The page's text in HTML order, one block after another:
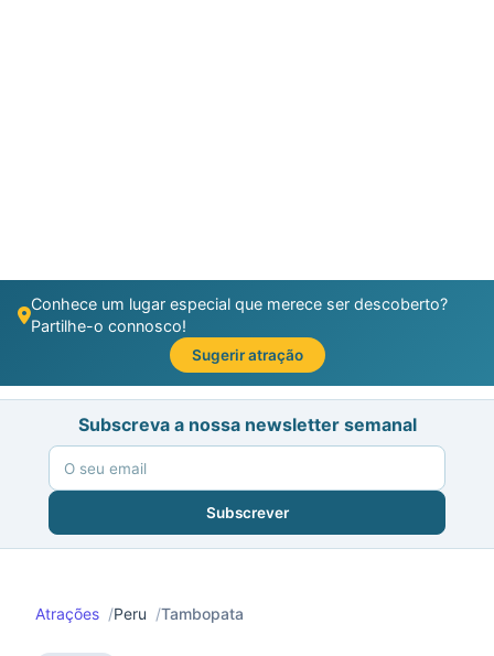
Conhece um lugar especial que merece ser descoberto?
Partilhe-o connosco!
Sugerir atração
Subscreva a nossa newsletter semanal
Subscrever
Atrações Peru Tambopata